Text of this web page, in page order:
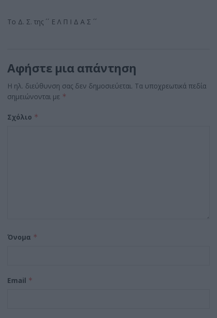
Το Δ. Σ. της ´´ Ε Λ Π Ι Δ Α Σ ´´
Αφήστε μια απάντηση
Η ηλ. διεύθυνση σας δεν δημοσιεύεται. Τα υποχρεωτικά πεδία
σημειώνονται με *
Σχόλιο *
Όνομα *
Email *